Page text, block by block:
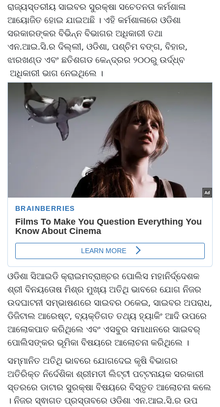
ରାଜ୍ୟସ୍ତରୀୟ ସାଇବର ସୁରକ୍ଷା ସଚେତନତା କର୍ମଶାଳା
ଆୟୋଜିତ ହୋଇ ଯାଇଅଛି । ଏହି କର୍ମଶାଳାରେ ଓଡିଶା
ସରକାରଙ୍କର ବିଭିନ୍ନ ବିଭାଗର ଅଧିକାରୀ ତଥା
ଏନ.ଆଇ.ସି.ର ଦିଲ୍ଲୀ, ଓଡିଶା, ପଶ୍ଚିମ ବଙ୍ଗ, ବିହାର,
ଝାରଖଣ୍ଡ ଏବଂ ଛତିଶଗଡ କେନ୍ଦ୍ରର ୨୦୦ରୁ ଉର୍ଦ୍ଧ୍ବ
ଅଧିକାରୀ ଭାଗ ନେଇଥିଲେ ।
ଓଡିଶା ସିଆଇଡି କ୍ରାଇମବ୍ରାଞ୍ଚର ପୋଲିସ ମହାନିର୍ଦ୍ଦେଶକ
ଶ୍ରୀ ବିନୟତୋଷ ମିଶ୍ର ମୁଖ୍ୟ ଅତିଥି ଭାବରେ ଯୋଗ ନିଜର
ଉଦଘାଟନୀ ସମ୍ଭାଷଣରେ ସାଇବର ଠକେଇ, ସାଇବର ଅପରାଧ,
ଡିଜିଟାଲ ଆରେଷ୍ଟ, ବ୍ୟକ୍ତିଗତ ତଥ୍ୟ ହ୍ୟାକିଂ ଆଦି ଉପରେ
ଆଲୋକପାତ କରିଥିଲେ ଏବଂ ଏସବୁର ସମାଧାନରେ ସାଇବର୍
ପୋଲିସଙ୍କର ଭୂମିକା ବିଷୟରେ ଆଲୋଚନା କରିଥିଲେ ।
ସମ୍ମାନିତ ଅତିଥି ଭାବରେ ଯୋଗଦେଇ କୃଷି ବିଭାଗର
ଅତିରିକ୍ତ ନିର୍ଦେଶିକା ଶ୍ରୀମତୀ ଲିଟ୍ଟୀ ପଟ୍ଟନାୟକ ସରକାରୀ
ସ୍ତରରେ ଡାଟାର ସୁରକ୍ଷା ବିଷୟରେ ବିସ୍ତୃତ ଆଲୋଚନା କଲେ
। ନିଜର ସ୍ଵାଗତ ପ୍ରସ୍ତାବରେ ଓଡିଶା ଏନ.ଆଇ.ସି.ର ଉପ